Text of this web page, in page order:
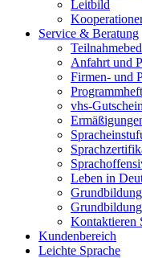
Leitbild
Service & Beratung
Anfahrt und
Firmen- und
vhs-Gutschein
Leben in
Kontaktieren
Kundenbereich
Leichte Sprache